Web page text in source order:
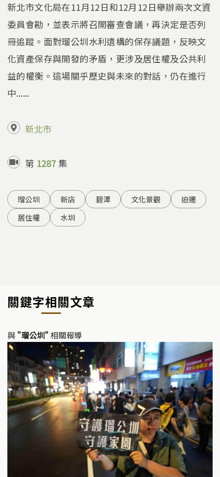
新北市文化局在11月12日和12月12日舉辦兩次文資
委員會勘，並表示將召開審查會議，再決定是否列
冊追蹤。面對瑠公圳水利遺構的保存議題，反映文
化資產保存與開發的矛盾，更涉及居住權及公共利
益的權衡。這場關乎歷史與未來的對話，仍在進行
中......
新北市
第 1287集
瑠公圳 新店 碧潭 文化景觀
迫遷
居住權
水圳
關鍵字相關文章
與 "瑠公圳" 相關報導